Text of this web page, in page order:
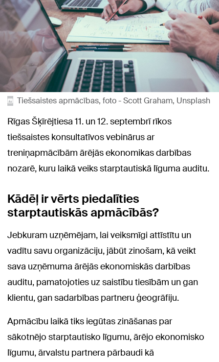
Tiešsaistes apmācības, foto - Scott Graham, Unsplash
Rīgas Šķīrējtiesa 11. un 12. septembrī rīkos
tiešsaistes konsultatīvos vebinārus ar
treniņapmācībām ārējās ekonomikas darbības
nozarē, kuru laikā veiks starptautiskā līguma auditu.
Kādēļ ir vērts piedalīties
starptautiskās apmācībās?
Jebkuram uzņēmējam, lai veiksmīgi attīstītu un
vadītu savu organizāciju, jābūt zinošam, kā veikt
sava uzņēmuma ārējās ekonomiskās darbības
auditu, pamatojoties uz saistību tiesībām un gan
klientu, gan sadarbības partneru ģeogrāfiju.
Apmācību laikā tiks iegūtas zināšanas par
sākotnējo starptautisko līgumu, ārējo ekonomisko
līgumu, ārvalstu partnera pārbaudi kā